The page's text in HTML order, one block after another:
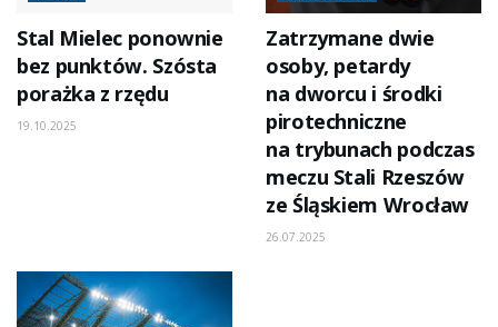
Stal Mielec ponownie
bez punktów. Szósta
porażka z rzędu
19.10.2025
Zatrzymane dwie
osoby, petardy
na dworcu i środki
pirotechniczne
na trybunach podczas
meczu Stali Rzeszów
ze Śląskiem Wrocław
26.07.2025